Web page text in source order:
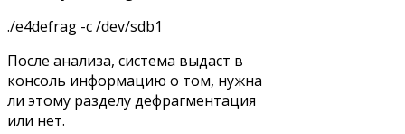
./e4defrag -c /dev/sdb1
После анализа, система выдаст в
консоль информацию о том, нужна
ли этому разделу дефрагментация
или нет.